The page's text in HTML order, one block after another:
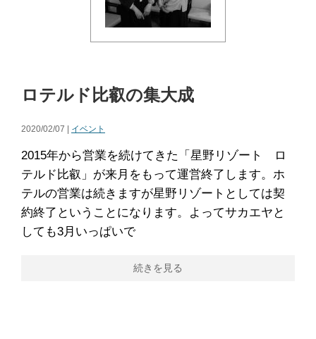
ロテルド比叡の集大成
2020/02/07 | イベント
2015年から営業を続けてきた「星野リゾート ロ
テルド比叡」が来月をもって運営終了します。ホ
テルの営業は続きますが星野リゾートとしては契
約終了ということになります。よってサカエヤと
しても3月いっぱいで
続きを見る